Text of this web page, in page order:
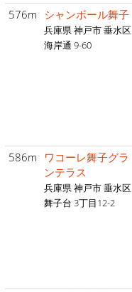
576m シャンボール舞子
兵庫県 神戸市 垂水区
海岸通 9-60
586m
ワコーレ舞子グラ
ンテラス
兵庫県 神戸市 垂水区
舞子台 3丁目12-2